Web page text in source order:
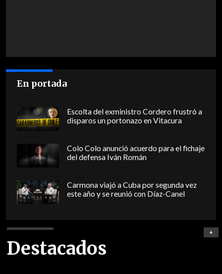
En portada
Escolta del exministro Cordero frustró a
disparos un portonazo en Vitacura
Colo Colo anunció acuerdo para el fichaje
del defensa Iván Román
Carmona viajó a Cuba por segunda vez
este año y se reunió con Díaz-Canel
Destacados
+